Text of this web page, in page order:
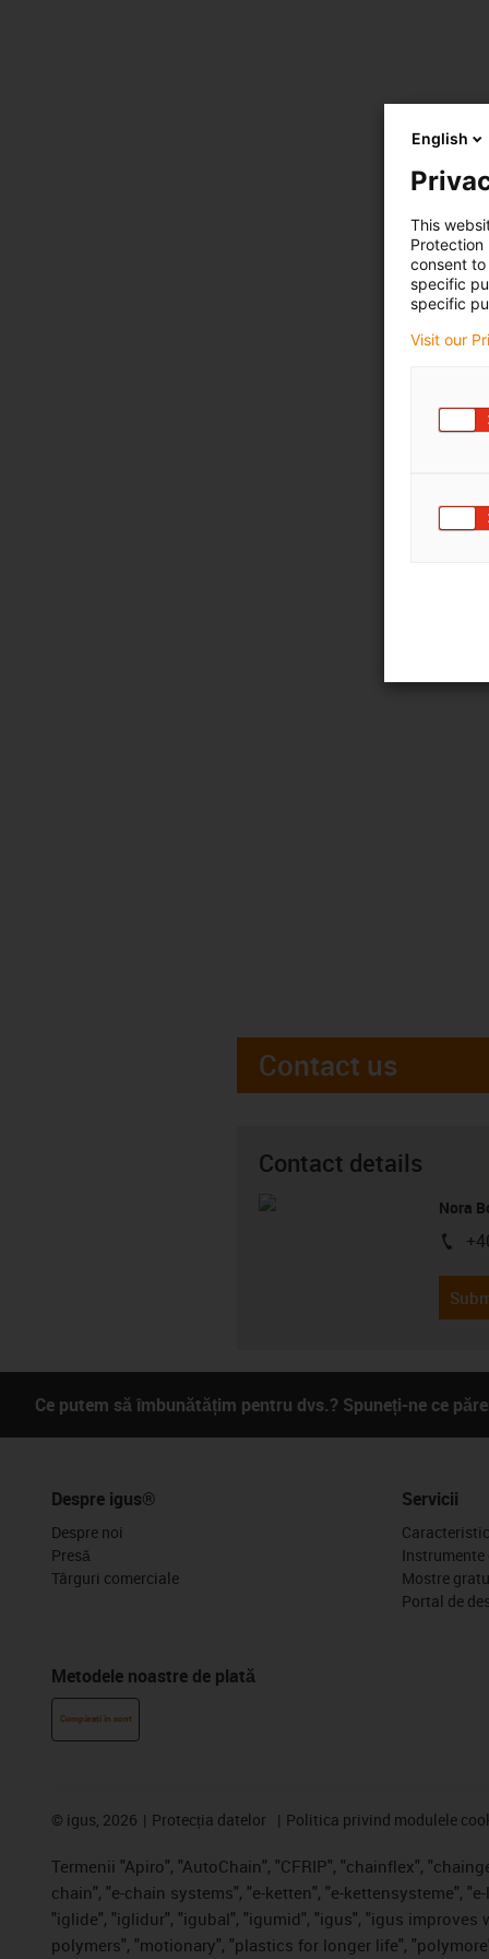
Contact us
Contact details
Nora
igus-
Ce putem să îmbunătățim pentru dvs.? Spuneți-ne ce
Despre igus®
Despre noi
Presă
Târguri comerciale
Metodele noastre de plată
Cumpărați în cont
Servicii
Instrumente
Mostre
Portal de
© igus, 2026 Protecția datelor Politica privind modulele
Termenii "Apiro", "AutoChain", "CFRIP", "chainflex",
chain", "e-chain systems", "e-ketten", "e-kettensysteme",
"iglide", "iglidur", "igubal", "igumid", "igus", "igus improves
polymers", "motionary", "plastics for longer life",
English
This
Protection
consent
specific
specific
Visit our